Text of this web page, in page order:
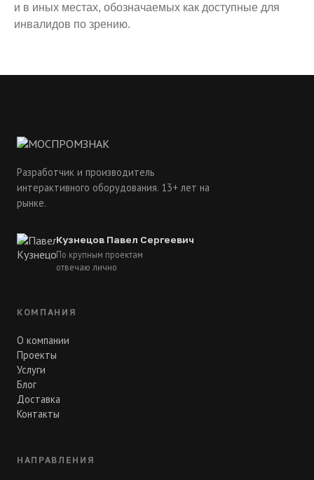
и в иных местах, обозначаемых как доступные для
инвалидов по зрению.
Разработчик и производитель
интерактивного оборудования. 13+ лет на
рынке.
Кузнецов Павел Сергеевич
По крупным проектам
отвечаю лично
КОМПАНИЯ
О компании
Проекты
Услуги
Блог
Доставка
Контакты
НАПРАВЛЕНИЯ